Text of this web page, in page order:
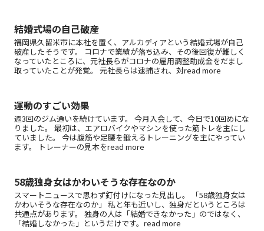
結婚式場の自己破産
福岡県久留米市に本社を置く、アルカディアという結婚式場が自己
破産したそうです。 コロナで業績が落ち込み、その後回復が難しく
なっていたところに、元社長らがコロナの雇用調整助成金をだまし
取っていたことが発覚。 元社長らは逮捕され、対read more
運動のすごい効果
週3回のジム通いを続けています。 今月入会して、今日で10回めにな
りました。 最初は、エアロバイクやマシンを使った筋トレを主にし
ていました。 今は腹筋や足腰を鍛えるトレーニングを主にやってい
ます。 トレーナーの見本をread more
58歳独身女はかわいそうな存在なのか
スマートニュースで思わず釘付けになった見出し。 「58歳独身女は
かわいそうな存在なのか」 私と年も近いし、独身だというところは
共通点があります。 独身の人は「結婚できなかった」のではなく、
「結婚しなかった」というだけです。read more